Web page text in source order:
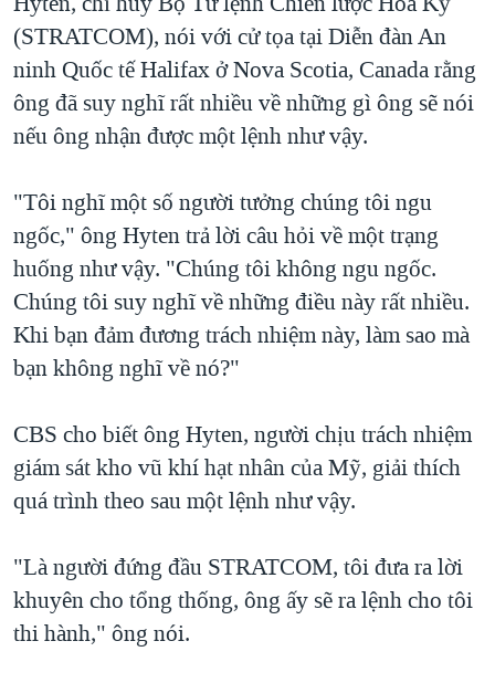
QUAN HỆ VIỆT MỸ
(STRATCOM), nói với cử tọa tại Diễn đàn An
ninh Quốc tế Halifax ở Nova Scotia, Canada rằng
ông đã suy nghĩ rất nhiều về những gì ông sẽ nói
nếu ông nhận được một lệnh như vậy.
"Tôi nghĩ một số người tưởng chúng tôi ngu
ngốc," ông Hyten trả lời câu hỏi về một trạng
huống như vậy. "Chúng tôi không ngu ngốc.
Chúng tôi suy nghĩ về những điều này rất nhiều.
Khi bạn đảm đương trách nhiệm này, làm sao mà
bạn không nghĩ về nó?"
CBS cho biết ông Hyten, người chịu trách nhiệm
giám sát kho vũ khí hạt nhân của Mỹ, giải thích
quá trình theo sau một lệnh như vậy.
"Là người đứng đầu STRATCOM, tôi đưa ra lời
khuyên cho tổng thống, ông ấy sẽ ra lệnh cho tôi
thi hành," ông nói.